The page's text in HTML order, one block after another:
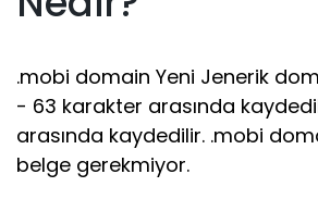
.mobi domain Yeni Jenerik
- 63 karakter arasında
arasında kaydedilir. .mobi
belge gerekmiyor.